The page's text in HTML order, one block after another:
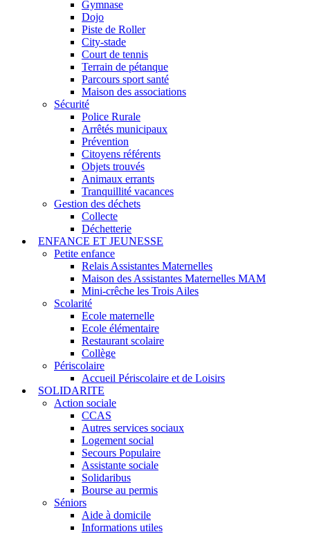
Gymnase
Dojo
Piste de Roller
City-stade
Court de tennis
Terrain de pétanque
Parcours sport santé
Maison des associations
Sécurité
Police Rurale
Arrêtés municipaux
Prévention
Citoyens référents
Objets trouvés
Animaux errants
Tranquillité vacances
Gestion des déchets
Collecte
Déchetterie
ENFANCE ET JEUNESSE
Petite enfance
Relais Assistantes Maternelles
Maison des Assistantes Maternelles MAM
Mini-crêche les Trois Ailes
Scolarité
Ecole maternelle
Ecole élémentaire
Restaurant scolaire
Collège
Périscolaire
Accueil Périscolaire et de Loisirs
SOLIDARITE
Action sociale
CCAS
Autres services sociaux
Logement social
Secours Populaire
Assistante sociale
Solidaribus
Bourse au permis
Séniors
Aide à domicile
Informations utiles